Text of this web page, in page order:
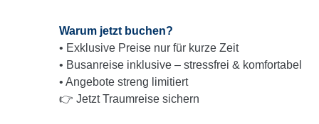
Warum jetzt buchen?
• Exklusive Preise nur für kurze Zeit
• Busanreise inklusive – stressfrei & komfortabel
• Angebote streng limitiert
👉 Jetzt Traumreise sichern